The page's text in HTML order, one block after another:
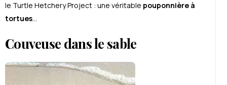
le Turtle Hetchery Project : une véritable pouponnière à
tortues…
Couveuse dans le sable